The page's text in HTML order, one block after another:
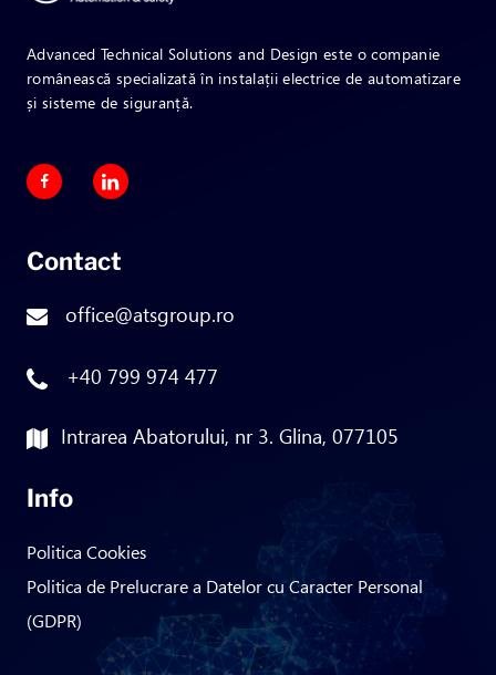
Advanced Technical Solutions and Design este o companie
românească specializată în instalații electrice de automatizare
și sisteme de siguranță.
Contact
office@atsgroup.ro
+40 799 974 477
Intrarea Abatorului, nr 3. Glina, 077105
Info
Politica Cookies
Politica de Prelucrare a Datelor cu Caracter Personal
(GDPR)